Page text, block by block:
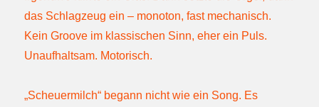
das Schlagzeug ein – monoton, fast mechanisch.
Kein Groove im klassischen Sinn, eher ein Puls.
Unaufhaltsam. Motorisch.
„Scheuermilch“ begann nicht wie ein Song. Es